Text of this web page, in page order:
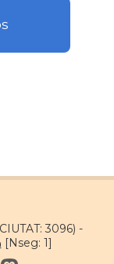
3096) -
[Nseg: 1]